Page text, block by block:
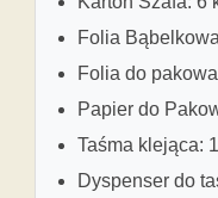
Folia
Folia do
Papier do
Taśma klejąca:
Dyspenser do